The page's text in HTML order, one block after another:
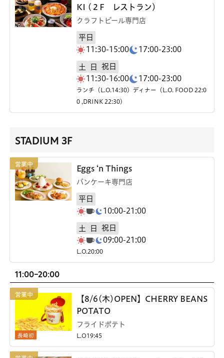
KI (２F レストラン)
クラフトビール専門店
平日
11:30-15:00
17:00-23:00
土 日
祝日
11:30-16:00
17:00-23:00
ランチ（L.O.14:30）ディナー（L.O. FOOD 22:0
0 ,DRINK 22:30）
STADIUM 3F
Eggs ‘n Things
パンケーキ専門店
平日
10:00-21:00
土 日
祝日
09:00-21:00
L.O.20:00
11:00-20:00
長崎初
【8/6(木)OPEN】CHERRY BEANS
POTATO
フライドポテト
L.O19:45